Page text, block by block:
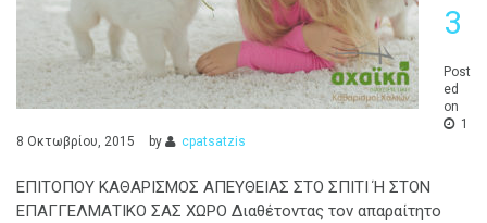
3
Post
ed
on
1
8 Οκτωβρίου, 2015
by cpatsatzis
ΕΠΙΤΟΠΟΥ ΚΑΘΑΡΙΣΜΟΣ ΑΠΕΥΘΕΙΑΣ ΣΤΟ ΣΠΙΤΙ Ή ΣΤΟΝ
ΕΠΑΓΓΕΛΜΑΤΙΚΟ ΣΑΣ ΧΩΡΟ Διαθέτοντας τον απαραίτητο